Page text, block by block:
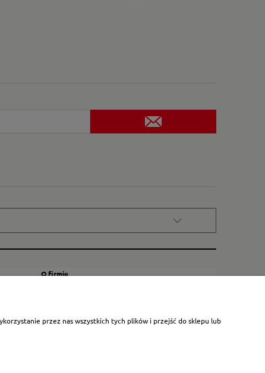
O firmie
Blog
przez nas wszystkich tych plików i przejść do sklepu lub